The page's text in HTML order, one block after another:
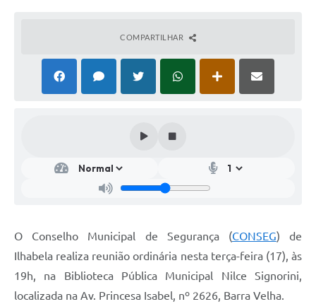
COMPARTILHAR
O Conselho Municipal de Segurança (CONSEG) de
Ilhabela realiza reunião ordinária nesta terça-feira (17), às
19h, na Biblioteca Pública Municipal Nilce Signorini,
localizada na Av. Princesa Isabel, nº 2626, Barra Velha.